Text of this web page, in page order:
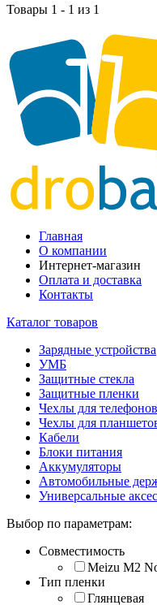
Товары 1 - 1 из 1
Главная
О компании
Интернет-магазин
Оплата и доставка
Контакты
Каталог товаров
Зарядные устройства
УМБ
Защитные стекла
Защитные пленки
Чехлы для телефонов
Чехлы для
Кабели
Блоки питания
Аккумуляторы
Автомобильные
Универсальные
Выбор по параметрам:
Совместимость
Meizu M2
Тип пленки
Глянцевая